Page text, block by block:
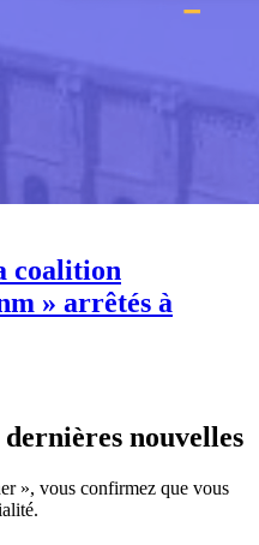
coalition
» arrêtés à
nouvelles
», vous confirmez que vous